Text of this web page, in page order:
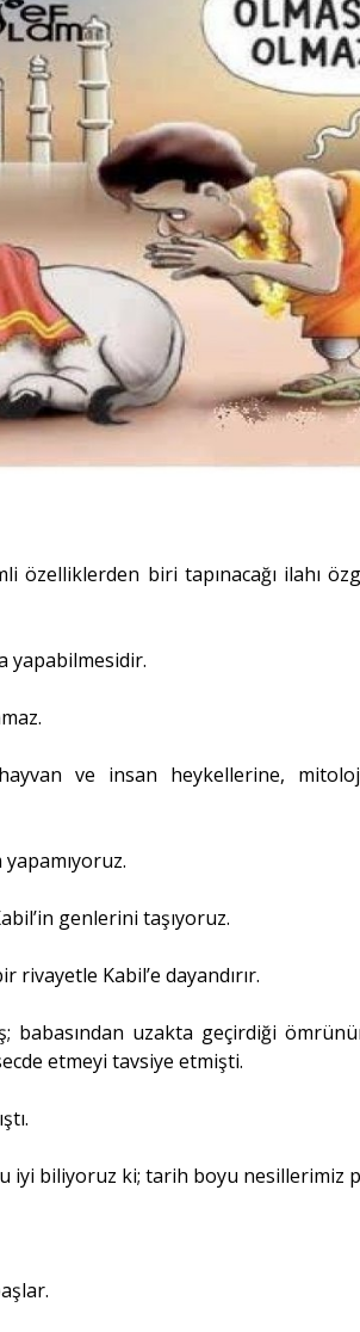
özelliklerden biri tapınacağı ilahı
yapabilmesidir.
ve insan heykellerine,
genlerini taşıyoruz.
rivayetle Kabil’e dayandırır.
babasından uzakta geçirdiği
etmeyi tavsiye etmişti.
iyi biliyoruz ki; tarih boyu nesillerimiz